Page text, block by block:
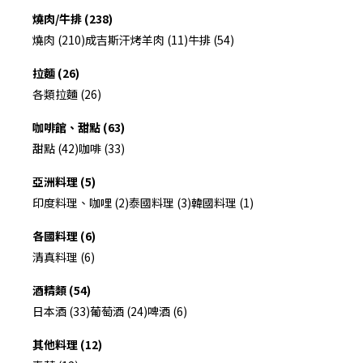
燒肉/牛排 (238)
燒肉 (210)成吉斯汗烤羊肉 (11)牛排 (54)
拉麵 (26)
各類拉麵 (26)
咖啡館、甜點 (63)
甜點 (42)咖啡 (33)
亞洲料理 (5)
印度料理、咖哩 (2)泰國料理 (3)韓國料理 (1)
各國料理 (6)
清真料理 (6)
酒精類 (54)
日本酒 (33)葡萄酒 (24)啤酒 (6)
其他料理 (12)